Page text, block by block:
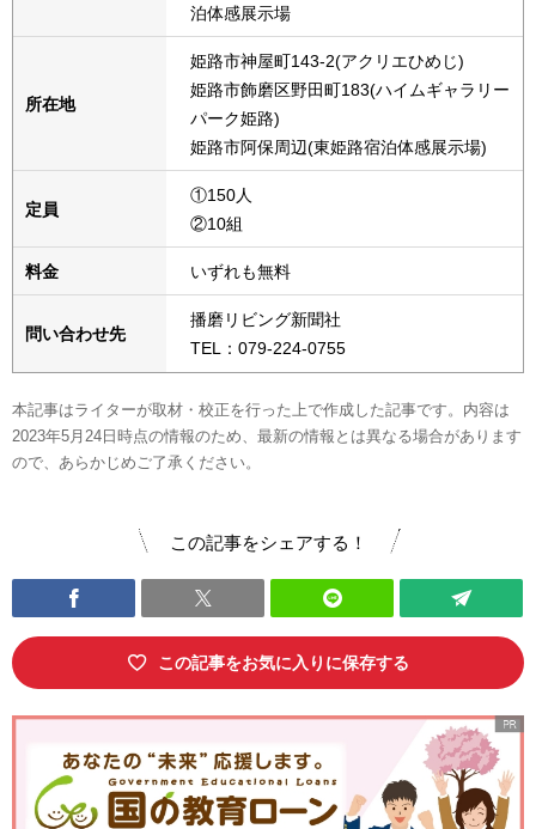
泊体感展示場
所在地
姫路市神屋町143-2(アクリエひめじ)
姫路市飾磨区野田町183(ハイムギャラリー
パーク姫路)
姫路市阿保周辺(東姫路宿泊体感展示場)
定員
①150人
②10組
料金 いずれも無料
問い合わせ先
播磨リビング新聞社
TEL：079-224-0755
本記事はライターが取材・校正を行った上で作成した記事です。内容は
2023年5月24日時点の情報のため、最新の情報とは異なる場合があります
ので、あらかじめご了承ください。
この記事をシェアする！
この記事をお気に入りに保存する